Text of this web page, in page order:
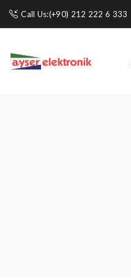
Call Us:(+90) 212 222 6 333